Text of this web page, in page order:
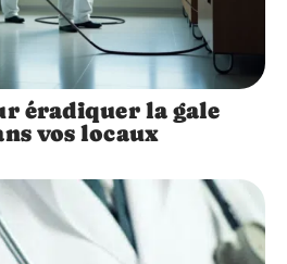
éradiquer la gale
vos locaux